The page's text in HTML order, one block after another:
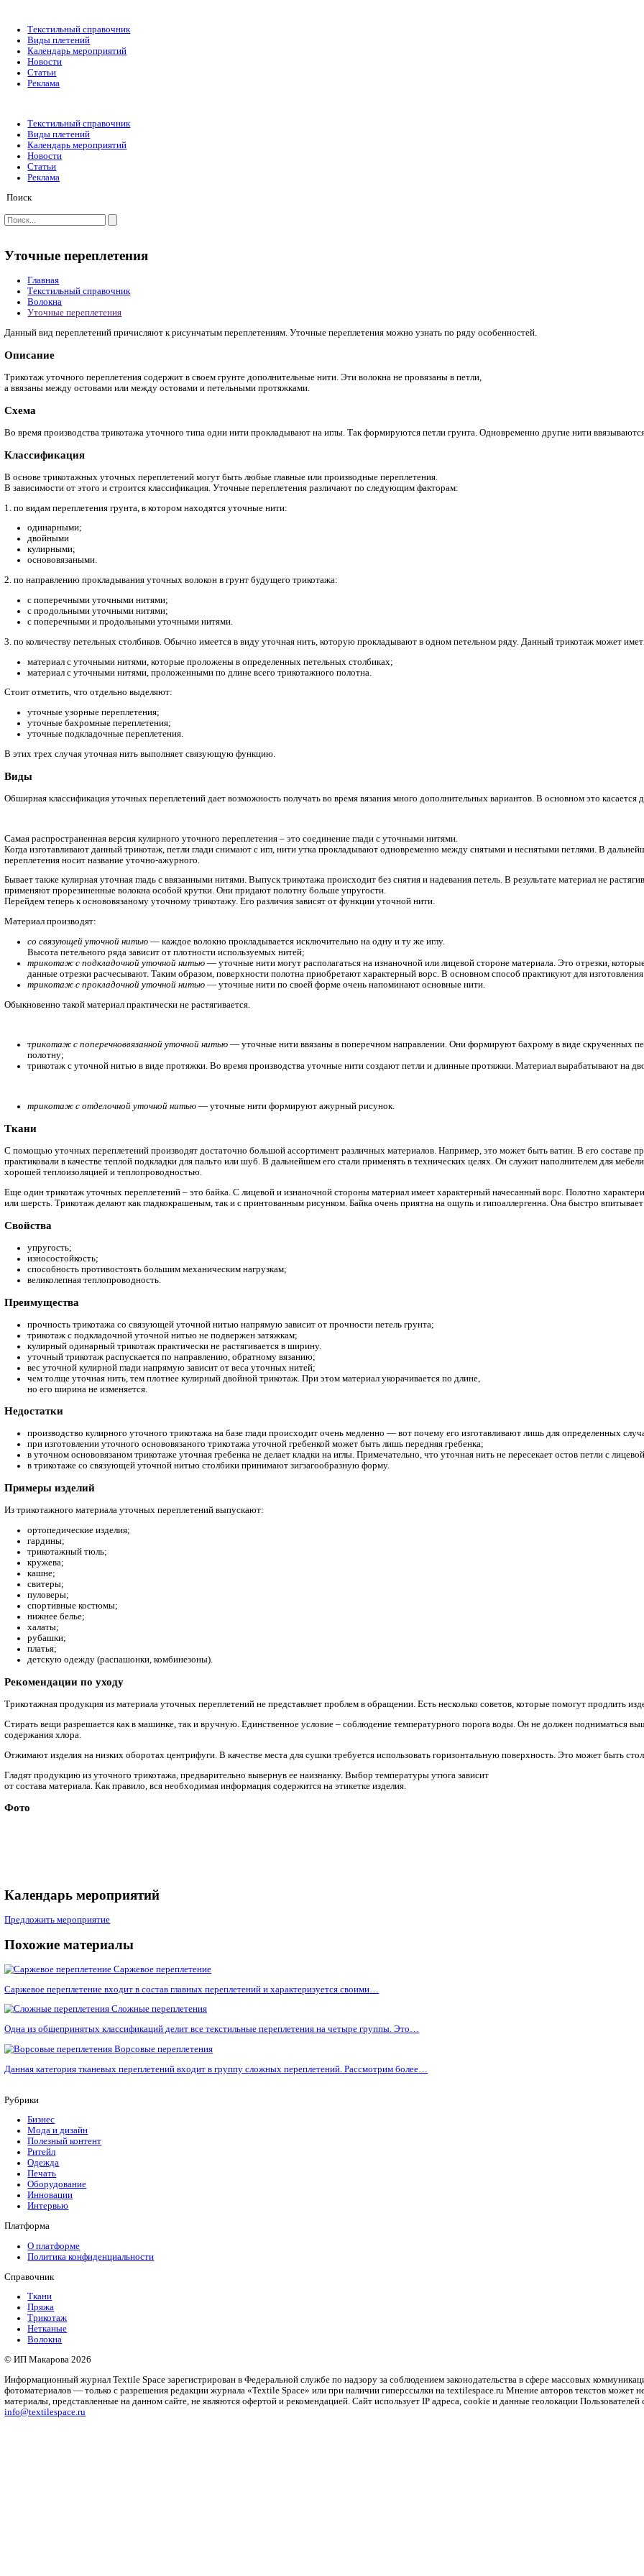
Текстильный справочник
Виды плетений
Календарь мероприятий
Новости
Статьи
Текстильный справочник
Виды плетений
Календарь мероприятий
Реклама
Уточные переплетения
Главная
Волокна
Уточные переплетения
Данный вид переплетений причисляют к рисунчатым переплетениям. Уточные переплетения можно узнать по ряду
Трикотаж уточного переплетения содержит в своем грунте дополнительные нити. Эти волокна не провязаны в петли,
а ввязаны между остовами или между остовами и петельными протяжками.
Схема
Во время производства трикотажа уточного типа одни нити прокладывают на иглы. Так формируются петли грунта.
В основе трикотажных уточных переплетений могут быть любые главные или производные переплетения.
В зависимости от этого и строится классификация. Уточные переплетения различают по следующим факторам:
одинарными;
двойными
основовязаными.
2. по направлению прокладывания уточных волокон в грунт будущего трикотажа:
с поперечными уточными нитями;
3. по количеству петельных столбиков. Обычно имеется в виду уточная нить, которую прокладывают в одном петельном
материал с уточными нитями, проложенными по длине всего трикотажного полотна.
Стоит отметить, что отдельно выделяют:
уточные узорные переплетения;
уточные бахромные переплетения;
уточные подкладочные переплетения.
В этих трех случая уточная нить выполняет связующую функцию.
Виды
Самая распространенная версия кулирного уточного переплетения – это соединение глади с уточными нитями.
Когда изготавливают данный трикотаж, петли глади снимают с игл, нити утка прокладывают одновременно между
переплетения носит название уточно-ажурного.
Бывает также кулирная уточная гладь с ввязанными нитями. Выпуск трикотажа происходит без снятия и надевания
применяют прорезиненные волокна особой крутки. Они придают полотну больше упругости.
Перейдем теперь к основовязаному уточному трикотажу. Его различия зависят от функции уточной нити.
Материал производят:
со связующей уточной нитью— каждое волокно прокладывается исключительно на одну и ту же иглу.
Высота петельного ряда зависит от плотности используемых нитей;
трикотаж с подкладочной уточной нитью— уточные нити могут располагаться на изнаночной или лицевой
трикотаж с прокладочной уточной нитью
Обыкновенно такой материал практически не растягивается.
трикотаж с поперечноввязанной уточной нитью
трикотаж с уточной нитью в виде протяжки. Во время производства уточные нити создают петли и длинные
трикотаж с отделочной уточной нитью— уточные нити формируют ажурный рисунок.
Ткани
С помощью уточных переплетений производят достаточно большой ассортимент различных материалов. Например, это
практиковали в качестве теплой подкладки для пальто или шуб. В дальнейшем его стали применять в технических целях.
хорошей теплоизоляцией и теплопроводностью.
Еще один трикотаж уточных переплетений – это байка. С лицевой и изнаночной стороны материал имеет характерный
или шерсть. Трикотаж делают как гладкокрашеным, так и с принтованным рисунком. Байка очень приятна на ощупь и
Свойства
упругость;
износостойкость;
способность противостоять большим механическим нагрузкам;
великолепная теплопроводность.
Преимущества
прочность трикотажа со связующей уточной нитью напрямую зависит от прочности петель грунта;
трикотаж с подкладочной уточной нитью не подвержен затяжкам;
кулирный одинарный трикотаж практически не растягивается в ширину.
вес уточной кулирной глади напрямую зависит от веса уточных нитей;
чем толще уточная нить, тем плотнее кулирный двойной трикотаж. При этом материал укорачивается по длине,
но его ширина не изменяется.
Недостатки
производство кулирного уточного трикотажа на базе глади происходит очень медленно — вот почему его
Из трикотажного материала уточных переплетений выпускают:
гардины;
трикотажный тюль;
кружева;
кашне;
пуловеры;
спортивные костюмы;
халаты;
рубашки;
детскую одежду (распашонки, комбинезоны).
Рекомендации по уходу
Трикотажная продукция из материала уточных переплетений не представляет проблем в обращении. Есть несколько
Стирать вещи разрешается как в машинке, так и вручную. Единственное условие – соблюдение температурного порога
содержания хлора.
Отжимают изделия на низких оборотах центрифуги. В качестве места для сушки требуется использовать горизонтальную
от состава материала. Как правило, вся необходимая информация содержится на этикетке изделия.
Фото
Календарь мероприятий
Предложить мероприятие